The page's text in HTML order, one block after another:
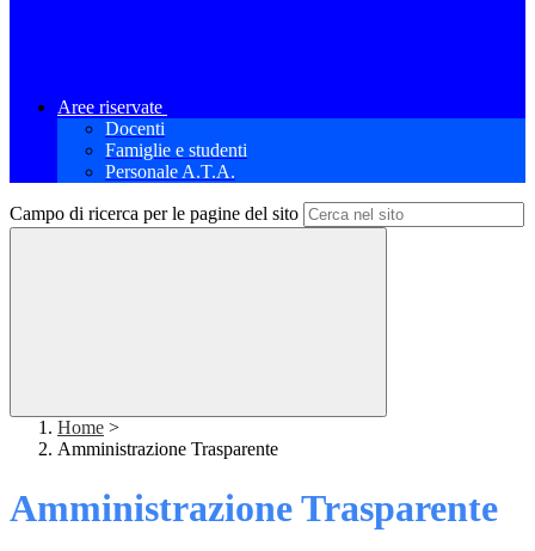
Aree riservate
Docenti
Famiglie e studenti
Personale A.T.A.
Campo di ricerca per le pagine del sito
Home >
Amministrazione Trasparente
Amministrazione Trasparente